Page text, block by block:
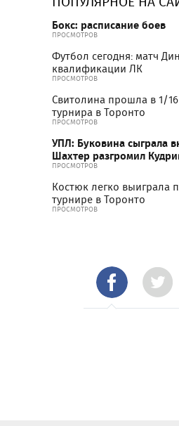
Бокс: расписание боев
ПРОСМОТРОВ
Футбол сегодня: матч
квалификации ЛК
ПРОСМОТРОВ
Свитолина прошла в 1/
турнира в Торонто
ПРОСМОТРОВ
УПЛ: Буковина сыграла
Шахтер разгромил
ПРОСМОТРОВ
Костюк легко выиграла
турнире в Торонто
ПРОСМОТРОВ